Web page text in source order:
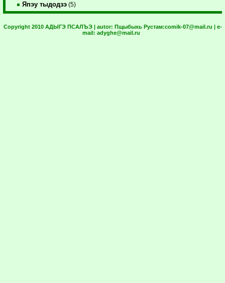
Япэу тыдодзэ (5)
Copyright 2010 АДЫГЭ ПСАЛЪЭ | autor: Пщыбыхь Рустам:comik-07@mail.ru | e-
mail: adyghe@mail.ru